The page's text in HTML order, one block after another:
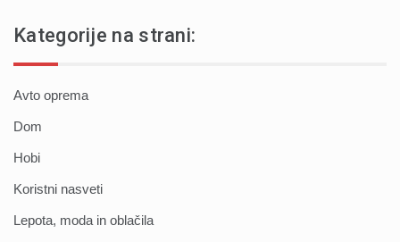
Kategorije na strani:
Avto oprema
Dom
Hobi
Koristni nasveti
Lepota, moda in oblačila